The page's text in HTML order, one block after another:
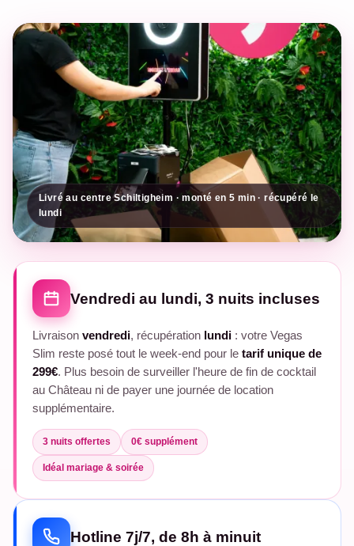
Livré au centre Schiltigheim · monté en 5 min · récupéré le
lundi
Vendredi au lundi, 3 nuits incluses
Livraison vendredi, récupération lundi : votre Vegas
Slim reste posé tout le week-end pour le tarif unique de
299€. Plus besoin de surveiller l'heure de fin de cocktail
au Château ni de payer une journée de location
supplémentaire.
3 nuits offertes 0€ supplément
Idéal mariage & soirée
Hotline 7j/7, de 8h à minuit